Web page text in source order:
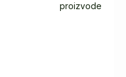
proizvode